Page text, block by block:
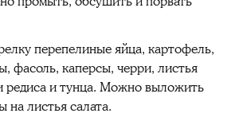
перепелиные яйца, картофель,
фасоль, каперсы, черри, листья
редиса и тунца. Можно выложить
на листья салата.